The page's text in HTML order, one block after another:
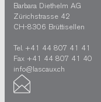
Barbara Diethelm AG
Zürichstrasse 42
CH-8306 Brüttisellen
Tel. +41 44 807 41 41
Fax +41 44 807 41 40
info@lascaux.ch